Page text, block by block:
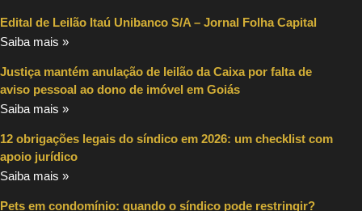
Edital de Leilão Itaú Unibanco S/A – Jornal Folha Capital
Saiba mais »
Justiça mantém anulação de leilão da Caixa por falta de
aviso pessoal ao dono de imóvel em Goiás
Saiba mais »
12 obrigações legais do síndico em 2026: um checklist com
apoio jurídico
Saiba mais »
Pets em condomínio: quando o síndico pode restringir?